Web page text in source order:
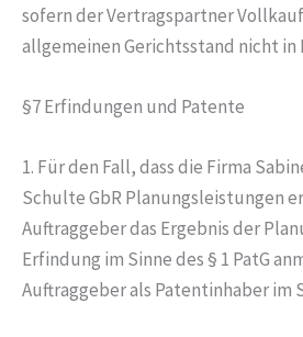
sofern der Vertragspartner
allgemeinen Gerichtsstand nicht in
§7 Erfindungen und Patente
1. Für den Fall, dass die Firma
Schulte GbR Planungsleistungen
Auftraggeber das Ergebnis der
Erfindung im Sinne des § 1 PatG
Auftraggeber als Patentinhaber im